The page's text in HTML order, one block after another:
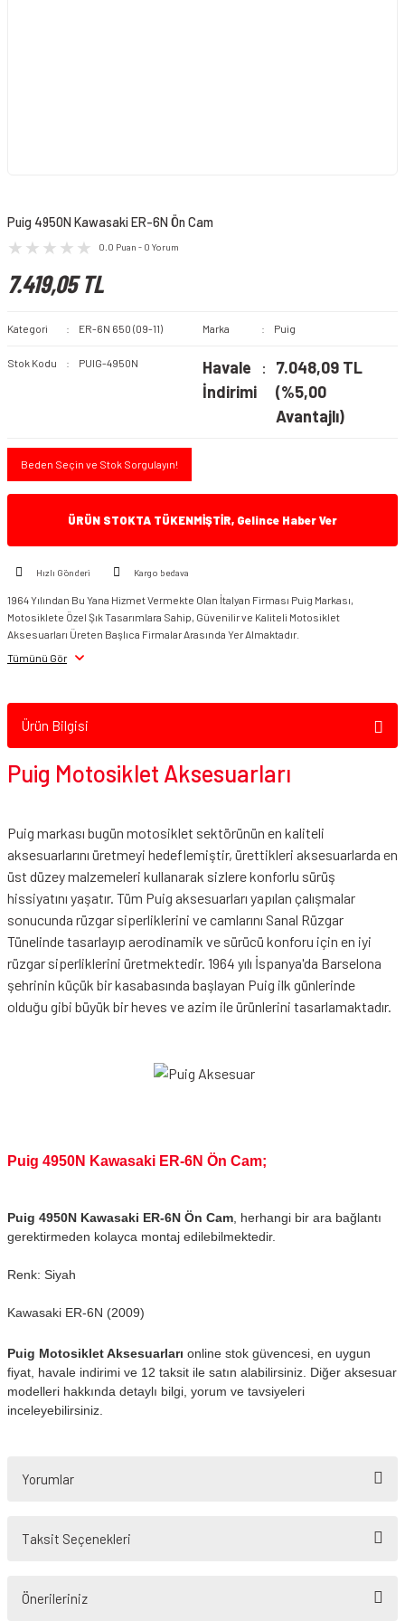
Puig 4950N Kawasaki ER-6N Ön Cam
0.0 Puan - 0 Yorum
7.419,05 TL
Kategori ER-6N 650 (09-11) Marka Puig
Stok Kodu PUIG-4950N
Havale
İndirimi
7.048,09 TL
(%5,00
Avantajlı)
Beden Seçin ve Stok Sorgulayın!
ÜRÜN STOKTA TÜKENMİŞTİR, Gelince Haber Ver
Hızlı Gönderi Kargo bedava
1964 Yılından Bu Yana Hizmet Vermekte Olan İtalyan Firması Puig Markası,
Motosiklete Özel Şık Tasarımlara Sahip, Güvenilir ve Kaliteli Motosiklet
Aksesuarları Üreten Başlıca Firmalar Arasında Yer Almaktadır.
Tümünü Gör
Ürün Bilgisi
Puig Motosiklet Aksesuarları
Puig markası bugün motosiklet sektörünün en kaliteli
aksesuarlarını üretmeyi hedeflemiştir, ürettikleri aksesuarlarda en
üst düzey malzemeleri kullanarak sizlere konforlu sürüş
hissiyatını yaşatır. Tüm Puig aksesuarları yapılan çalışmalar
sonucunda rüzgar siperliklerini ve camlarını Sanal Rüzgar
Tünelinde tasarlayıp aerodinamik ve sürücü konforu için en iyi
rüzgar siperliklerini üretmektedir. 1964 yılı İspanya'da Barselona
şehrinin küçük bir kasabasında başlayan Puig ilk günlerinde
olduğu gibi büyük bir heves ve azim ile ürünlerini tasarlamaktadır.
Puig 4950N Kawasaki ER-6N Ön Cam;
Puig 4950N Kawasaki ER-6N Ön Cam , herhangi bir ara bağlantı
gerektirmeden kolayca montaj edilebilmektedir.
Renk: Siyah
Kawasaki ER-6N (2009)
Puig Motosiklet Aksesuarları online stok güvencesi, en uygun
fiyat, havale indirimi ve 12 taksit ile satın alabilirsiniz. Diğer aksesuar
modelleri hakkında detaylı bilgi, yorum ve tavsiyeleri
inceleyebilirsiniz.
Yorumlar
Taksit Seçenekleri
Önerileriniz